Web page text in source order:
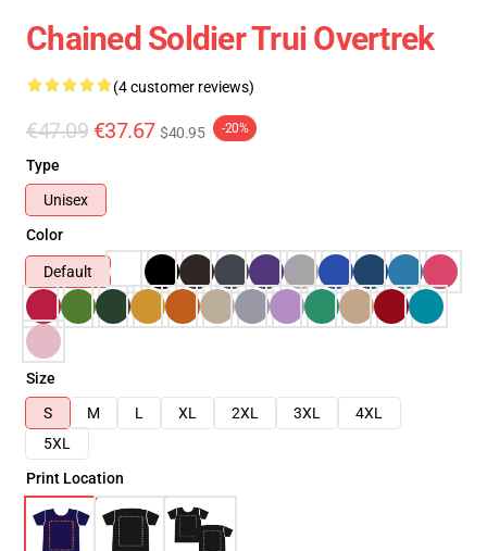
Chained Soldier Trui Overtrek
(4 customer reviews)
€47.09 €37.67 $40.95 -20%
Type
Unisex
Color
Default
Size
S
M L XL 2XL 3XL
4XL
5XL
Print Location